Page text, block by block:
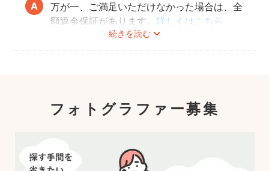
続きを読む
万が一、ご満足いただけなかった場合は、全
額返金保証があります。詳しくはこちら
フォトグラファー募集